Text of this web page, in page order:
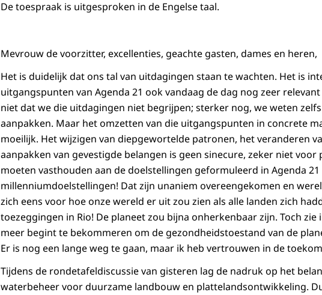
De toespraak is uitgesproken in de Engelse taal.
Mevrouw de voorzitter, excellenties, geachte gasten, dames en heren,
Het is duidelijk dat ons tal van uitdagingen staan te wachten. Het is
uitgangspunten van Agenda 21 ook vandaag de dag nog zeer
niet dat we die uitdagingen niet begrijpen; sterker nog, we weten
aanpakken. Maar het omzetten van die uitgangspunten in concrete
moeilijk. Het wijzigen van diepgewortelde patronen, het veranderen
aanpakken van gevestigde belangen is geen sinecure, zeker niet
moeten vasthouden aan de doelstellingen geformuleerd in Agenda 21
millenniumdoelstellingen! Dat zijn unaniem overeengekomen en
zich eens voor hoe onze wereld er uit zou zien als alle landen zich
toezeggingen in Rio! De planeet zou bijna onherkenbaar zijn. Toch zie
meer begint te bekommeren om de gezondheidstoestand van de
Er is nog een lange weg te gaan, maar ik heb vertrouwen in de
Tijdens de rondetafeldiscussie van gisteren lag de nadruk op het
waterbeheer voor duurzame landbouw en plattelandsontwikkeling.